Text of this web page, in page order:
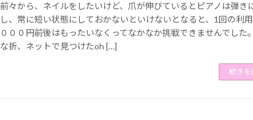
前々から、ネイルをしたいけど、爪が伸びているとピアノは弾き
し、常に短い状態にしておかないといけないとなると、1回の利
０００円前後はもったいなくってなかなか挑戦できませんでした
な折、ネットで見つけたoh […]
続きを